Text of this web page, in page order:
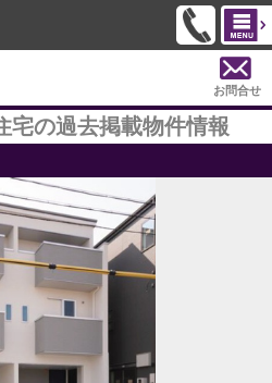
お問合せ
宅の過去掲載物件情報